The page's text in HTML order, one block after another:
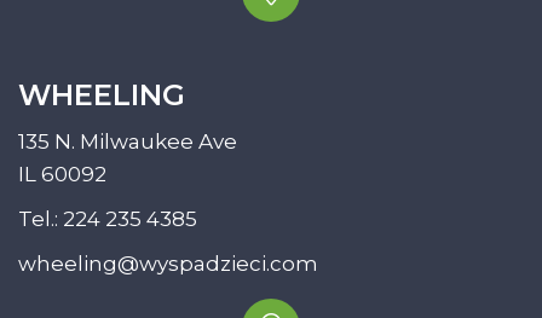
WHEELING
135 N. Milwaukee Ave
IL 60092
Tel.: 224 235 4385
wheeling@wyspadzieci.com